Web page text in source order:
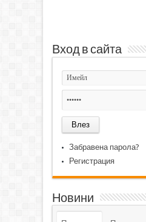
Вход в сайта
Забравена парола?
Регистрация
Новини